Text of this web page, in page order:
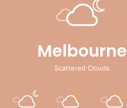
Melbourne
Scattered Clouds